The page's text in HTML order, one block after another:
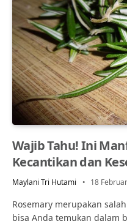
Wajib Tahu! Ini
Kecantikan dan
Maylani Tri Hutami 18
Rosemary merupakan
bisa Anda temukan dalam